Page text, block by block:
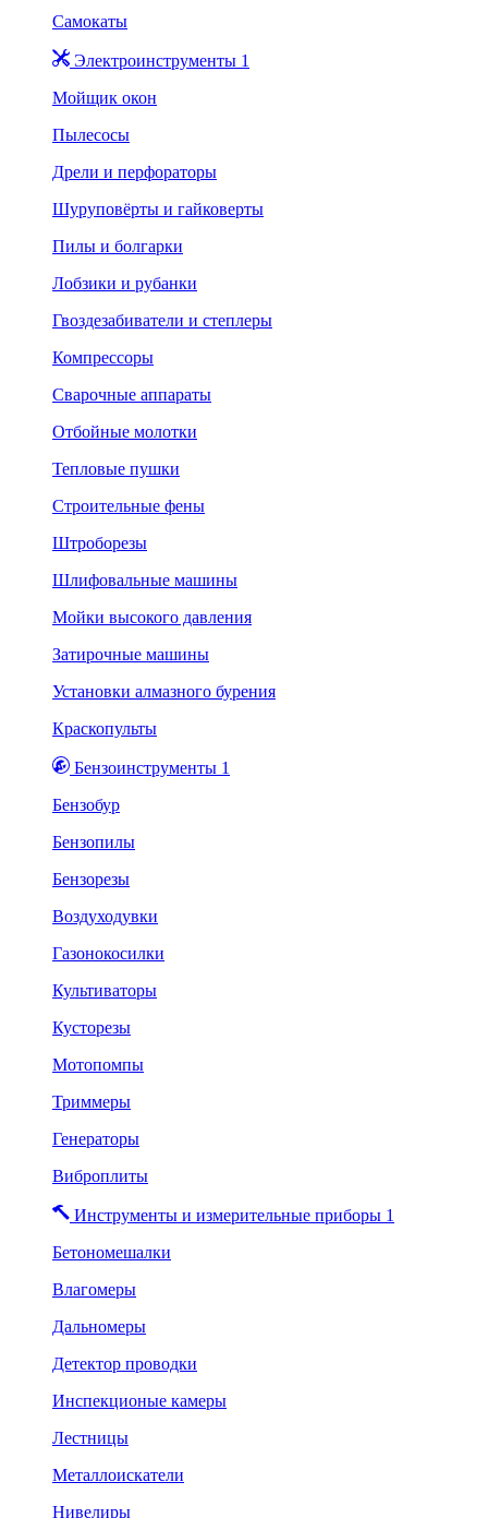
Самокаты
Электроинструменты 1
Мойщик окон
Пылесосы
Дрели и перфораторы
Шуруповёрты и гайковерты
Пилы и болгарки
Лобзики и рубанки
Гвоздезабиватели и степлеры
Компрессоры
Сварочные аппараты
Отбойные молотки
Тепловые пушки
Строительные фены
Штроборезы
Шлифовальные машины
Мойки высокого давления
Затирочные машины
Установки алмазного бурения
Краскопульты
Бензоинструменты 1
Бензобур
Бензопилы
Бензорезы
Воздуходувки
Газонокосилки
Культиваторы
Кусторезы
Мотопомпы
Триммеры
Генераторы
Виброплиты
Инструменты и измерительные приборы 1
Бетономешалки
Влагомеры
Дальномеры
Детектор проводки
Инспекционые камеры
Лестницы
Металлоискатели
Нивелиры